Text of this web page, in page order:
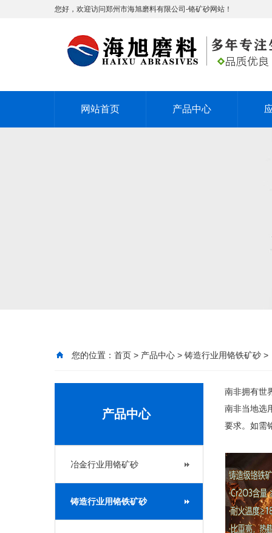
您好，欢迎访问郑州市海旭磨料有限公司-铬矿砂网站！
网站首页 产品中心
您的位置： 首页 > 产品中心 > 铸造行业用铬铁矿砂 >
产品中心
冶金行业用铬矿砂
铸造行业用铬铁矿砂
南非拥有世
南非当地选
要求。如需